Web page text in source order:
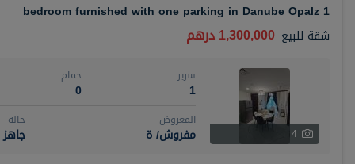
1 bedroom furnished with one parking in Danube Opalz
شقة للبيع 1,300,000 درهم
4
سرير
1
حمام
0
المعروض
مفروش/ ة
حالة
جاهز